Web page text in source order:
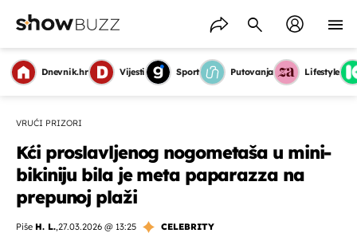
Dnevnik.hr Vijesti Sport Putovanja Lifestyle
VRUĆI PRIZORI
Kći proslavljenog nogometaša u mini-
bikiniju bila je meta paparazza na
prepunoj plaži
Piše H. L.,27.03.2026 @ 13:25
CELEBRITY